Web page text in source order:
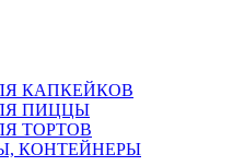
КАПКЕЙКОВ
ПИЦЦЫ
ТОРТОВ
КОНТЕЙНЕРЫ